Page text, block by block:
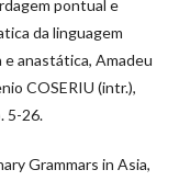
pontual e
da linguagem
anastática, Amadeu
COSERIU (intr.),
5-26.
Grammars in Asia,